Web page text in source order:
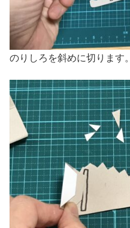
のりしろを斜めに切ります。